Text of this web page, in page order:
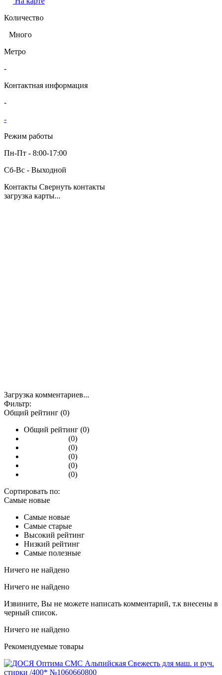
Количество
Много
Метро
-
Контактная информация
-
-
Режим работы
Пн-Пт - 8:00-17:00
Сб-Вс - Выходной
Контакты Свернуть контакты
загрузка карты...
Загрузка комментариев...
Фильтр:
Общий рейтинг (0)
Общий рейтинг (0)
(0)
(0)
(0)
(0)
(0)
Сортировать по:
Самые новые
Самые новые
Самые старые
Высокий рейтинг
Низкий рейтинг
Самые полезные
Ничего не найдено
Ничего не найдено
Извините, Вы не можете написать комментарий, т.к внесены в
черный список.
Ничего не найдено
Рекомендуемые товары